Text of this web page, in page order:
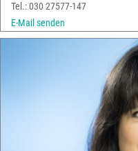
Tel.: 030 27577-147
E-Mail senden